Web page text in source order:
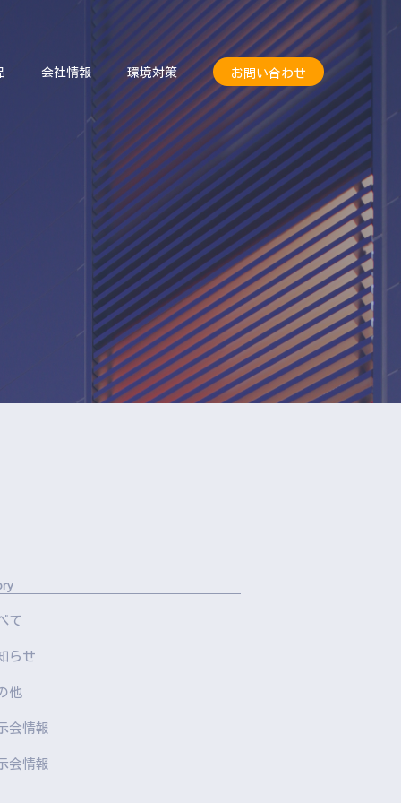
会社情報 環境対策 お問い合わせ
会社情報 環境対策 お問い合わせ
て
らせ
他
会情報
会情報